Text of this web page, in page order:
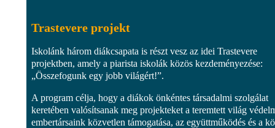
Trastevere projekt
Iskolánk három diákcsapata is részt vesz az idei Trastevere
projektben, amely a piarista iskolák közös kezdeményezése:
„Összefogunk egy jobb világért!”.
A program célja, hogy a diákok önkéntes társadalmi szolgálat
keretében valósítsanak meg projekteket a teremtett világ
embertársaink közvetlen támogatása, az együttműködés és a